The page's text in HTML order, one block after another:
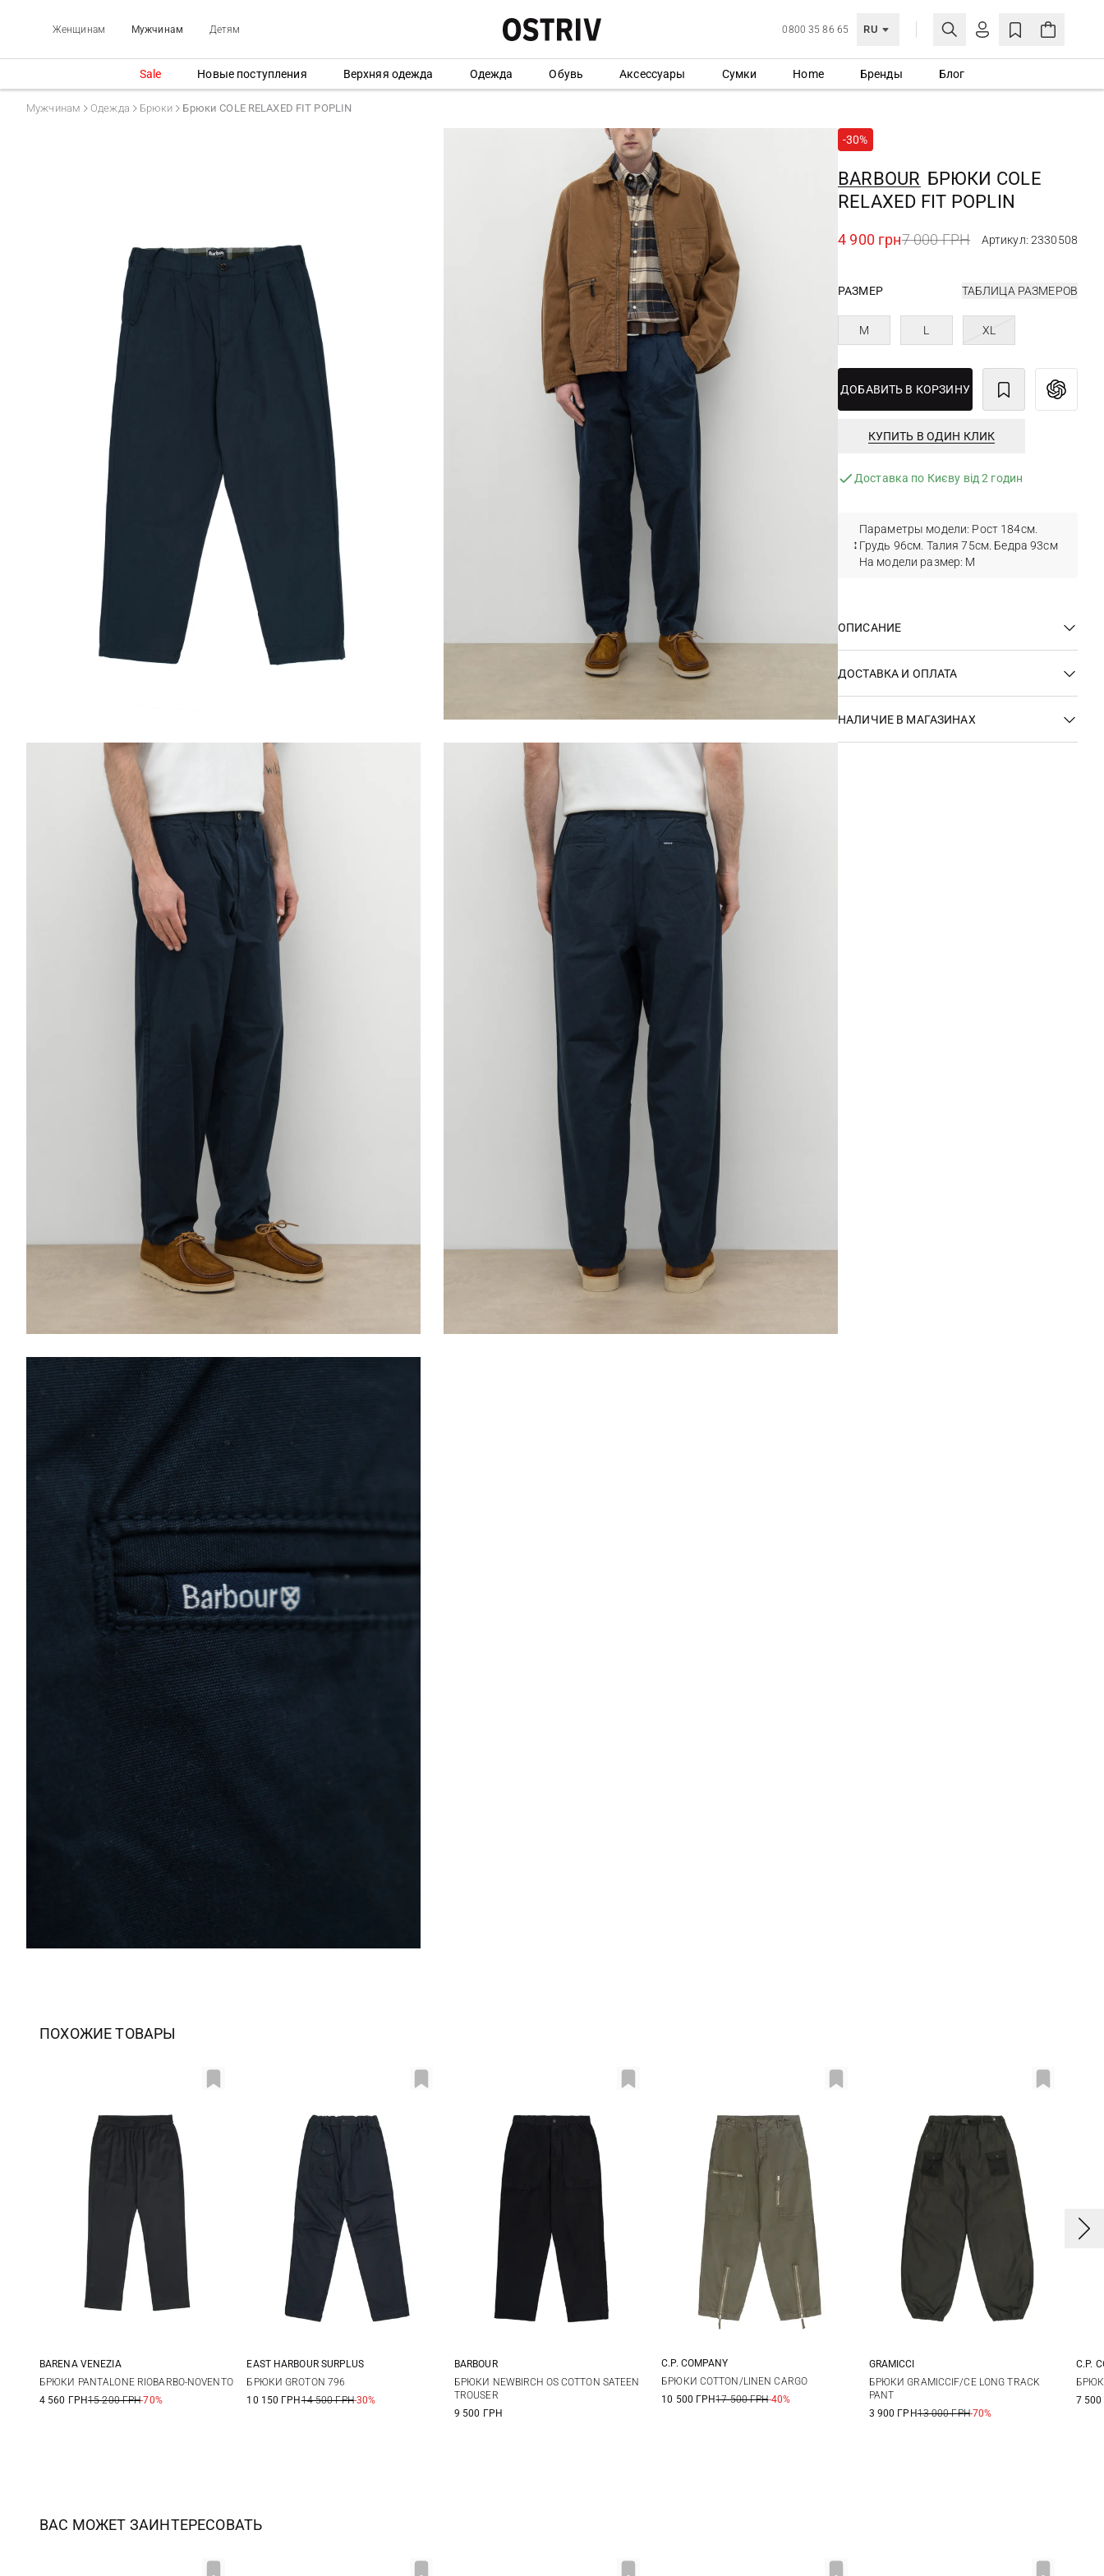
Женщинам Мужчинам Детям 0800 35 86 65 RU
ЛИЧНЫЙ КАБИНЕТ
СОЗДАТЬ УЧЕТНУЮ ЗАПИСЬ
Sale Новые поступления Верхняя одежда Одежда Обувь Аксессуары Сумки Home Бренды Блог
Мужчинам Одежда Брюки Брюки COLE RELAXED FIT POPLIN
-30%
BARBOUR БРЮКИ COLE
RELAXED FIT POPLIN
4 900 грн7 000 ГРН Артикул: 2330508
РАЗМЕР ТАБЛИЦА РАЗМЕРОВ
M L XL
ДОБАВИТЬ В КОРЗИНУ
КУПИТЬ В ОДИН КЛИК
Доставка по Києву від 2 годин
Параметры модели: Рост 184см.
Грудь 96см. Талия 75см. Бедра 93см
На модели размер: M
ОПИСАНИЕ
ДОСТАВКА И ОПЛАТА
НАЛИЧИЕ В МАГАЗИНАХ
ПОХОЖИЕ ТОВАРЫ
48 50 52 54
BARENA VENEZIA
БРЮКИ PANTALONE RIOBARBO-NOVENTO
4 560 ГРН15 200 ГРН-70%
46 48
EAST HARBOUR SURPLUS
БРЮКИ GROTON 796
10 150 ГРН14 500 ГРН-30%
30 32 34 36
38
BARBOUR
БРЮКИ NEWBIRCH OS COTTON SATEEN
TROUSER
9 500 ГРН
48 50 52
C.P. COMPANY
БРЮКИ COTTON/LINEN CARGO
10 500 ГРН17 500 ГРН-40%
M L XL
GRAMICCI
БРЮКИ GRAMICCIF/CE LONG TRACK
PANT
3 900 ГРН13 000 ГРН-70%
C.P.
7
ВАС МОЖЕТ ЗАИНТЕРЕСОВАТЬ